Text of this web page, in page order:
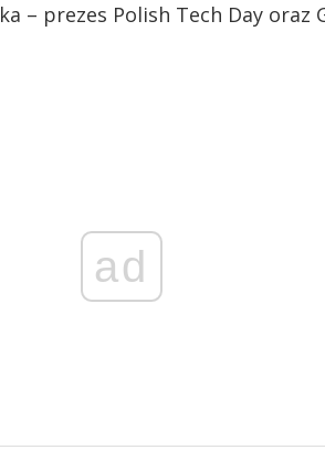
– prezes Polish Tech Day oraz
ad